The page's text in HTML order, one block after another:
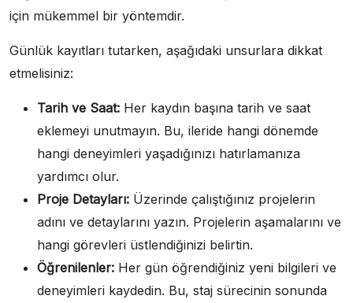
için mükemmel bir yöntemdir.
Günlük kayıtları tutarken, aşağıdaki unsurlara dikkat
etmelisiniz:
Tarih ve Saat: Her kaydın başına tarih ve saat
eklemeyi unutmayın. Bu, ileride hangi dönemde
hangi deneyimleri yaşadığınızı hatırlamanıza
yardımcı olur.
Proje Detayları: Üzerinde çalıştığınız projelerin
adını ve detaylarını yazın. Projelerin aşamalarını ve
hangi görevleri üstlendiğinizi belirtin.
Öğrenilenler: Her gün öğrendiğiniz yeni bilgileri ve
deneyimleri kaydedin. Bu, staj sürecinin sonunda